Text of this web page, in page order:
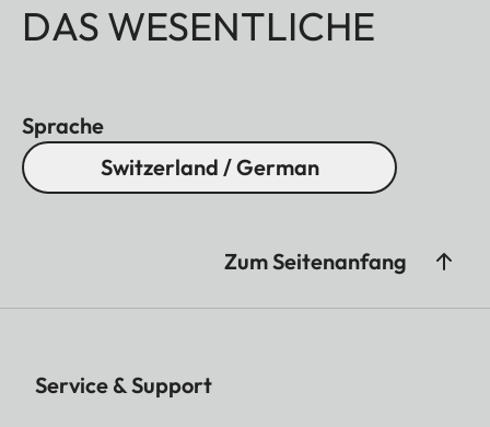
DAS WESENTLICHE
Sprache
Switzerland / German
Zum Seitenanfang
Service & Support